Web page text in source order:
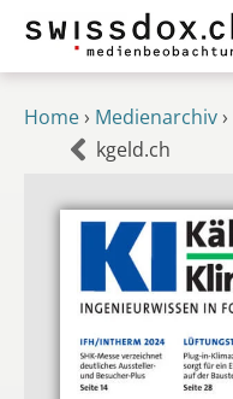
Home› Medienarchiv›
kgeld.ch